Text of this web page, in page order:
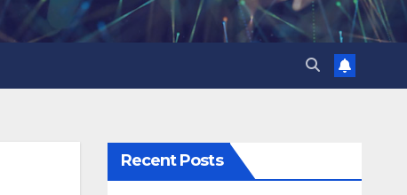
Recent Posts